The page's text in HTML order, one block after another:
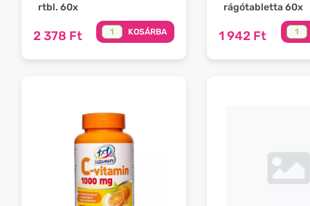
rtbl. 60x
2 378 Ft KOSÁRBA
rágótabletta 60x
1 942 Ft